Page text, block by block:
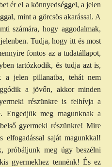
ér el a könnyedséggel, a jelen
mint a görcsös akarással. A
számára, hogy aggodalmak,
Tudja, hogy itt és most
fontos az a tudatállapot,
tartózkodik, és tudja azt is,
a jelen pillanatba, tehát nem
a jövőn, akkor minden
részünkre is felhívja a
Engedjük meg magunknak a
gyermeki részünkre! Mire
elfogadással saját magunkkal!
próbáljunk meg úgy beszélni
gyermekhez tennénk! És ez